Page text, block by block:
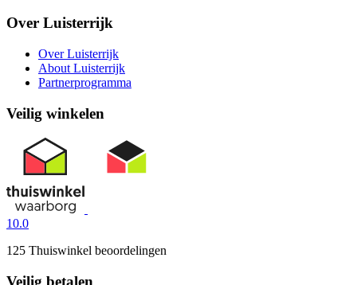
Over Luisterrijk
Over Luisterrijk
About Luisterrijk
Partnerprogramma
Veilig winkelen
10.0
125 Thuiswinkel beoordelingen
Veilig betalen